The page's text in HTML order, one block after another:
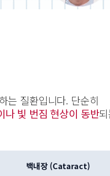
는 질환입니다. 단순히
나 빛 번짐 현상이 동반
백내장 (Cataract)